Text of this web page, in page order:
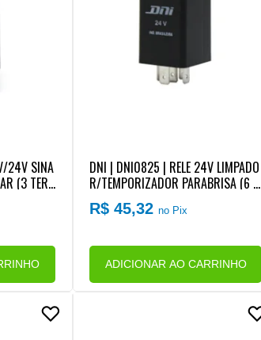
24V SINA
(3 TER
DNI | DNI0825 | RELE 24V LIMPADO
R/TEMPORIZADOR PARABRISA (6 T
ERMINAIS) (SEM SUPORTE) FORD/V
W
R$ 45,32no Pix
ADICIONAR AO CARRINHO